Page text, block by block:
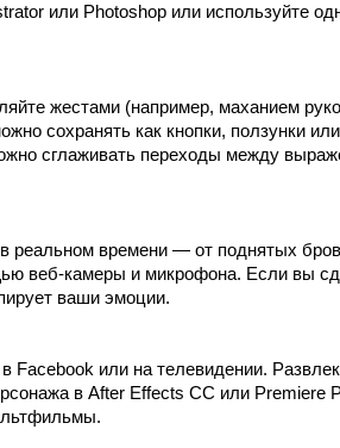
или Photoshop или используйте
жестами (например, маханием
сохранять как кнопки, ползунки
сглаживать переходы между
реальном времени — от поднятых
веб-камеры и микрофона. Если вы
ваши эмоции.
Facebook или на телевидении.
в After Effects CC или Premiere